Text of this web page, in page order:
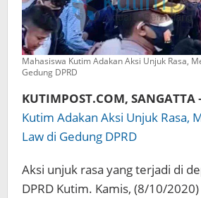
Mahasiswa Kutim Adakan Aksi Unjuk Rasa,
Gedung DPRD
KUTIMPOST.COM, SANGATTA
Kutim Adakan Aksi Unjuk Rasa,
Law di Gedung DPRD
Aksi unjuk rasa yang terjadi di
DPRD Kutim. Kamis, (8/10/